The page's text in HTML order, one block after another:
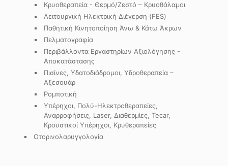
Κρυοθεραπεία - Θερμό/Ζεστό – Κρυοθάλαμοι
Λειτουργική Ηλεκτρική Διέγερση (FES)
Παθητική Κινητοποίηση Άνω & Κάτω Άκρων
Πελματογραφία
Περιβάλλοντα Εργαστηρίων Αξιολόγησης -
Αποκατάστασης
Πισίνες, Υδατοδιάδρομοι, Υδροθεραπεία –
Αξεσουάρ
Ρομποτική
Υπέρηχοι, Πολύ-Ηλεκτροθεραπείες,
Αναρροφήσεις, Laser, Διαθερμίες, Tecar,
Κρουστικοί Υπέρηχοι, Κρυθεραπείες
Ωτορινολαρυγγολογία